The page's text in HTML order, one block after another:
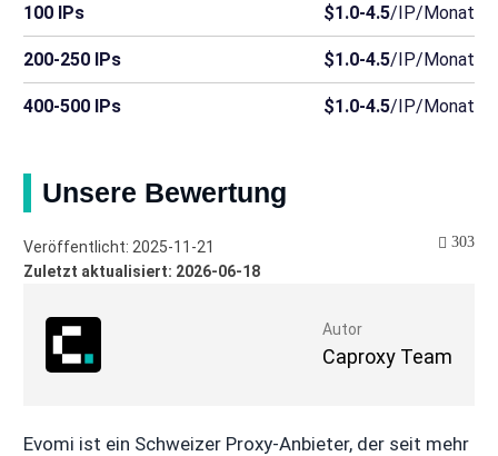
100 IPs $1.0-4.5/IP/Monat
200-250 IPs $1.0-4.5/IP/Monat
400-500 IPs $1.0-4.5/IP/Monat
Unsere Bewertung
Autor
Caproxy Team
Veröffentlicht: 2025-11-21
Zuletzt aktualisiert: 2026-06-18
303
Evomi ist ein Schweizer Proxy-Anbieter, der seit mehr